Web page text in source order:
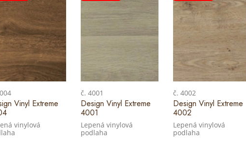
Vinyl Extreme
vinylová
č. 4001
Design Vinyl Extreme
4001
Lepená vinylová
podlaha
č. 4002
Design Vinyl Extreme
4002
Lepená vinylová
podlaha